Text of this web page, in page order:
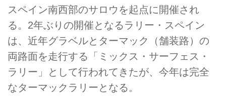
スペイン南西部のサロウを起点に開催され
る。2年ぶりの開催となるラリー・スペイン
は、近年グラベルとターマック（舗装路）の
両路面を走行する「ミックス・サーフェス・
ラリー」として行われてきたが、今年は完全
なターマックラリーとなる。